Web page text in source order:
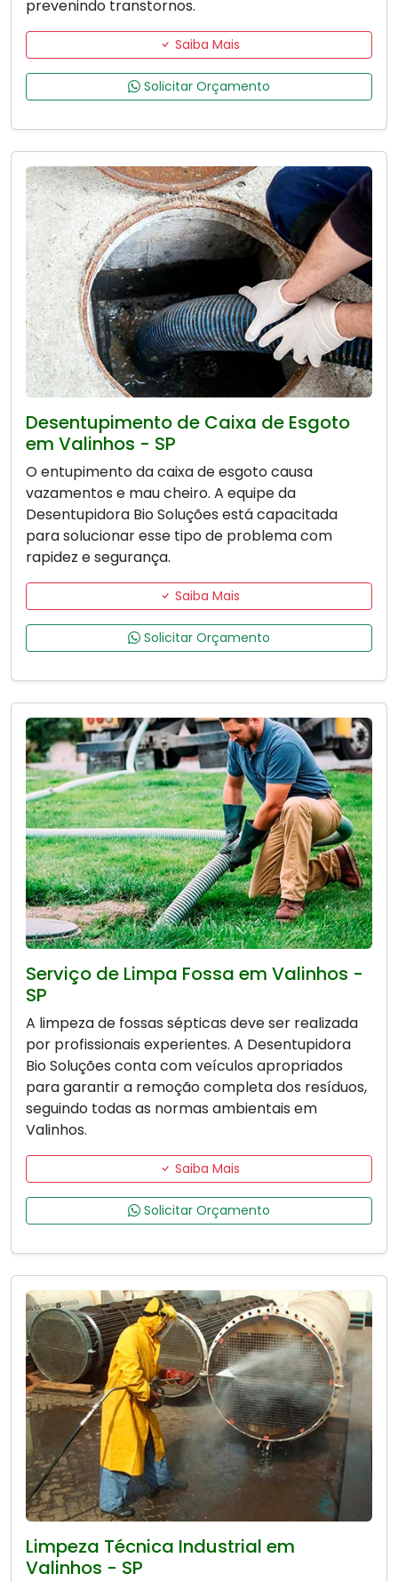
prevenindo transtornos.
Saiba Mais
Solicitar Orçamento
Desentupimento de Caixa de Esgoto
em Valinhos - SP
O entupimento da caixa de esgoto causa
vazamentos e mau cheiro. A equipe da
Desentupidora Bio Soluções está capacitada
para solucionar esse tipo de problema com
rapidez e segurança.
Saiba Mais
Solicitar Orçamento
Serviço de Limpa Fossa em Valinhos -
SP
A limpeza de fossas sépticas deve ser realizada
por profissionais experientes. A Desentupidora
Bio Soluções conta com veículos apropriados
para garantir a remoção completa dos resíduos,
seguindo todas as normas ambientais em
Valinhos.
Saiba Mais
Solicitar Orçamento
Limpeza Técnica Industrial em
Valinhos - SP